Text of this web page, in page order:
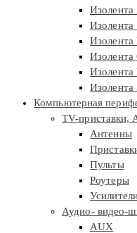
Изолента
Изолента
Изолента
Изолента
Изолента
Компьютерная
TV-приставки,
Антенны
Пульты
Роутеры
Аудио- видео-
AUX